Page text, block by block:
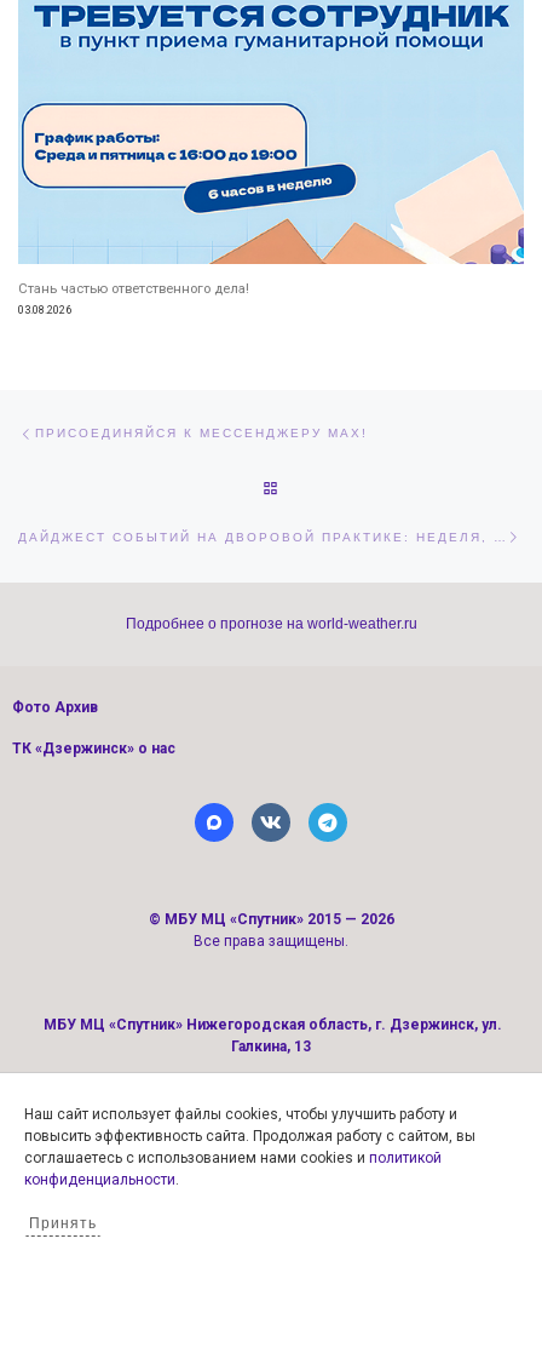
Стань частью ответственного дела!
03.08.2026
Навигация по записям
ПРИСОЕДИНЯЙСЯ К МЕССЕНДЖЕРУ MAX!
Подробнее о прогнозе на world-weather.ru
Фото Архив
ТК «Дзержинск» о нас
© МБУ МЦ «Спутник» 2015 — 2026
Все права защищены.
МБУ МЦ «Спутник» Нижегородская область, г. Дзержинск, ул.
Галкина, 13
Политика конфиденциальности
Архивы
Наш сайт использует файлы cookies, чтобы улучшить работу и
повысить эффективность сайта. Продолжая работу с сайтом, вы
соглашаетесь с использованием нами cookies и политикой
конфиденциальности.
Принять